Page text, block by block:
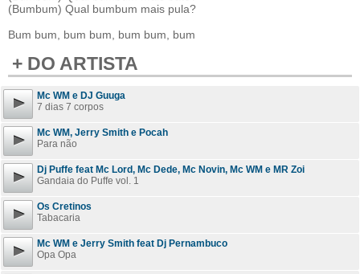
(Bumbum) Qual bumbum mais pula?
Bum bum, bum bum, bum bum, bum
+ DO ARTISTA
Mc WM e DJ Guuga
7 dias 7 corpos
Mc WM, Jerry Smith e Pocah
Para não
Dj Puffe feat Mc Lord, Mc Dede, Mc Novin, Mc WM e MR Zoi
Gandaia do Puffe vol. 1
Os Cretinos
Tabacaria
Mc WM e Jerry Smith feat Dj Pernambuco
Opa Opa